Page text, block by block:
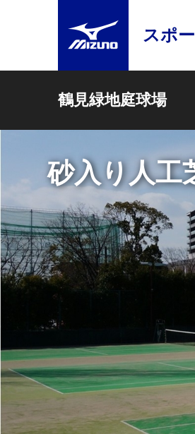
スポ
鶴見緑地庭球場
砂入り人工